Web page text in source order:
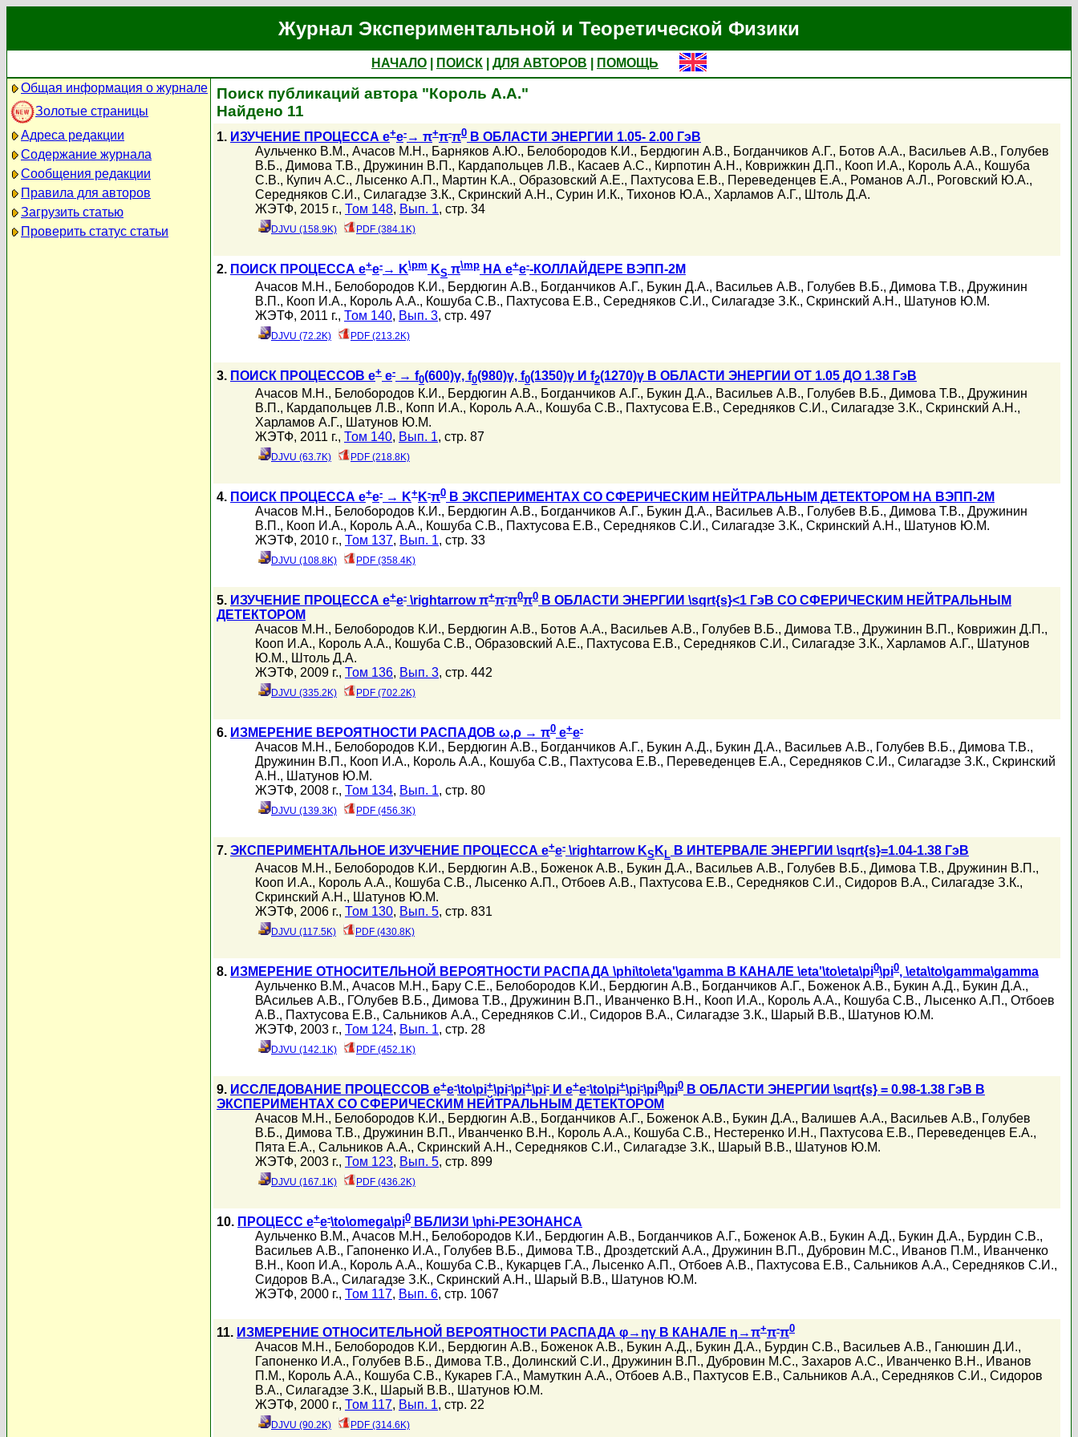
Журнал Экспериментальной и Теоретической Физики
НАЧАЛО ПОИСК ДЛЯ АВТОРОВ
ПОМОЩЬ
Общая информация о журнале
Золотые страницы
Адреса редакции
Содержание журнала
Сообщения редакции
Правила для авторов
Загрузить статью
Проверить статус статьи
Поиск публикаций автора "Король А.А."
Найдено 11
1. ИЗУЧЕНИЕ ПРОЦЕССА e+e- → π+π-π0 В ОБЛАСТИ ЭНЕРГИИ 1.05- 2.00 ГэВ
Аульченко В.М., Ачасов М.Н., Барняков А.Ю., Белобородов К.И., Бердюгин А.В., Богданчиков А.Г., Ботов А.А., Васильев А.В., Голубев
В.Б., Димова Т.В., Дружинин В.П., Кардапольцев Л.В., Касаев А.С., Кирпотин А.Н., Коврижкин Д.П., Кооп И.А., Король А.А., Кошуба
С.В., Купич А.С., Лысенко А.П., Мартин К.А., Образовский А.Е., Пахтусова Е.В., Переведенцев Е.А., Романов А.Л., Роговский Ю.А.,
Середняков С.И., Силагадзе З.К., Скринский А.Н., Сурин И.К., Тихонов Ю.А., Харламов А.Г., Штоль Д.А.
ЖЭТФ, 2015 г., Том 148, Вып. 1, стр. 34
DJVU (158.9K) PDF (384.1K)
2. ПОИСК ПРОЦЕССА e+e- → K\pm KS π\mp НА e+e--КОЛЛАЙДЕРЕ ВЭПП-2М
Ачасов М.Н., Белобородов К.И., Бердюгин А.В., Богданчиков А.Г., Букин Д.А., Васильев А.В., Голубев В.Б., Димова Т.В., Дружинин
В.П., Кооп И.А., Король А.А., Кошуба С.В., Пахтусова Е.В., Середняков С.И., Силагадзе З.К., Скринский А.Н., Шатунов Ю.М.
ЖЭТФ, 2011 г., Том 140, Вып. 3, стр. 497
DJVU (72.2K) PDF (213.2K)
3. ПОИСК ПРОЦЕССОВ e+ e- → f0(600)γ, f0(980)γ, f0(1350)γ И f2(1270)γ В ОБЛАСТИ ЭНЕРГИИ ОТ 1.05 ДО 1.38 ГэВ
Ачасов М.Н., Белобородов К.И., Бердюгин А.В., Богданчиков А.Г., Букин Д.А., Васильев А.В., Голубев В.Б., Димова Т.В., Дружинин
В.П., Кардапольцев Л.В., Копп И.А., Король А.А., Кошуба С.В., Пахтусова Е.В., Середняков С.И., Силагадзе З.К., Скринский А.Н.,
Харламов А.Г., Шатунов Ю.М.
ЖЭТФ, 2011 г., Том 140, Вып. 1, стр. 87
DJVU (63.7K) PDF (218.8K)
4. ПОИСК ПРОЦЕССА e+e- → K+ K-π0 В ЭКСПЕРИМЕНТАХ СО СФЕРИЧЕСКИМ НЕЙТРАЛЬНЫМ ДЕТЕКТОРОМ НА ВЭПП-2М
Ачасов М.Н., Белобородов К.И., Бердюгин А.В., Богданчиков А.Г., Букин Д.А., Васильев А.В., Голубев В.Б., Димова Т.В., Дружинин
В.П., Кооп И.А., Король А.А., Кошуба С.В., Пахтусова Е.В., Середняков С.И., Силагадзе З.К., Скринский А.Н., Шатунов Ю.М.
ЖЭТФ, 2010 г., Том 137, Вып. 1, стр. 33
DJVU (108.8K) PDF (358.4K)
5. ИЗУЧЕНИЕ ПРОЦЕССА e+e- \rightarrow π+π-π0π0 В ОБЛАСТИ ЭНЕРГИИ \sqrt{s}<1 ГэВ СО СФЕРИЧЕСКИМ НЕЙТРАЛЬНЫМ
ДЕТЕКТОРОМ
Ачасов М.Н., Белобородов К.И., Бердюгин А.В., Ботов А.А., Васильев А.В., Голубев В.Б., Димова Т.В., Дружинин В.П., Коврижин Д.П.,
Кооп И.А., Король А.А., Кошуба С.В., Образовский А.Е., Пахтусова Е.В., Середняков С.И., Силагадзе З.К., Харламов А.Г., Шатунов
Ю.М., Штоль Д.А.
ЖЭТФ, 2009 г., Том 136, Вып. 3, стр. 442
DJVU (335.2K) PDF (702.2K)
6. ИЗМЕРЕНИЕ ВЕРОЯТНОСТИ РАСПАДОВ ω,ρ → π0 e+e-
Ачасов М.Н., Белобородов К.И., Бердюгин А.В., Богданчиков А.Г., Букин А.Д., Букин Д.А., Васильев А.В., Голубев В.Б., Димова Т.В.,
Дружинин В.П., Кооп И.А., Король А.А., Кошуба С.В., Пахтусова Е.В., Переведенцев Е.А., Середняков С.И., Силагадзе З.К., Скринский
А.Н., Шатунов Ю.М.
ЖЭТФ, 2008 г., Том 134, Вып. 1, стр. 80
DJVU (139.3K) PDF (456.3K)
7. ЭКСПЕРИМЕНТАЛЬНОЕ ИЗУЧЕНИЕ ПРОЦЕССА e+e- \rightarrow KS K L В ИНТЕРВАЛЕ ЭНЕРГИИ \sqrt{s}=1.04-1.38 ГэВ
Ачасов М.Н., Белобородов К.И., Бердюгин А.В., Боженок А.В., Букин Д.А., Васильев А.В., Голубев В.Б., Димова Т.В., Дружинин В.П.,
Кооп И.А., Король А.А., Кошуба С.В., Лысенко А.П., Отбоев А.В., Пахтусова Е.В., Середняков С.И., Сидоров В.А., Силагадзе З.К.,
Скринский А.Н., Шатунов Ю.М.
ЖЭТФ, 2006 г., Том 130, Вып. 5, стр. 831
DJVU (117.5K) PDF (430.8K)
8. ИЗМЕРЕНИЕ ОТНОСИТЕЛЬНОЙ ВЕРОЯТНОСТИ РАСПАДА \phi\to\eta'\gamma В КАНАЛЕ \eta'\to\eta\pi0\pi0, \eta\to\gamma\gamma
Аульченко В.М., Ачасов М.Н., Бару С.Е., Белобородов К.И., Бердюгин А.В., Богданчиков А.Г., Боженок А.В., Букин А.Д., Букин Д.А.,
ВАсильев А.В., ГОлубев В.Б., Димова Т.В., Дружинин В.П., Иванченко В.Н., Кооп И.А., Король А.А., Кошуба С.В., Лысенко А.П., Отбоев
А.В., Пахтусова Е.В., Сальников А.А., Середняков С.И., Сидоров В.А., Силагадзе З.К., Шарый В.В., Шатунов Ю.М.
ЖЭТФ, 2003 г., Том 124, Вып. 1, стр. 28
DJVU (142.1K) PDF (452.1K)
9. ИССЛЕДОВАНИЕ ПРОЦЕССОВ e+e-\to\pi+\pi-\pi+\pi- И e+e-\to\pi+\pi-\pi0\pi0 В ОБЛАСТИ ЭНЕРГИИ \sqrt{s} = 0.98-1.38 ГэВ В
ЭКСПЕРИМЕНТАХ СО СФЕРИЧЕСКИМ НЕЙТРАЛЬНЫМ ДЕТЕКТОРОМ
Ачасов М.Н., Белобородов К.И., Бердюгин А.В., Богданчиков А.Г., Боженок А.В., Букин Д.А., Валишев А.А., Васильев А.В., Голубев
В.Б., Димова Т.В., Дружинин В.П., Иванченко В.Н., Король А.А., Кошуба С.В., Нестеренко И.Н., Пахтусова Е.В., Переведенцев Е.А.,
Пята Е.А., Сальников А.А., Скринский А.Н., Середняков С.И., Силагадзе З.К., Шарый В.В., Шатунов Ю.М.
ЖЭТФ, 2003 г., Том 123, Вып. 5, стр. 899
DJVU (167.1K) PDF (436.2K)
10. ПРОЦЕСС e+e-\to\omega\pi0 ВБЛИЗИ \phi-РЕЗОНАНСА
Аульченко В.М., Ачасов М.Н., Белобородов К.И., Бердюгин А.В., Богданчиков А.Г., Боженок А.В., Букин А.Д., Букин Д.А., Бурдин С.В.,
Васильев А.В., Гапоненко И.А., Голубев В.Б., Димова Т.В., Дроздетский А.А., Дружинин В.П., Дубровин М.С., Иванов П.М., Иванченко
В.Н., Кооп И.А., Король А.А., Кошуба С.В., Кукарцев Г.А., Лысенко А.П., Отбоев А.В., Пахтусова Е.В., Сальников А.А., Середняков С.И.,
Сидоров В.А., Силагадзе З.К., Скринский А.Н., Шарый В.В., Шатунов Ю.М.
ЖЭТФ, 2000 г., Том 117, Вып. 6, стр. 1067
11. ИЗМЕРЕНИЕ ОТНОСИТЕЛЬНОЙ ВЕРОЯТНОСТИ РАСПАДА φ→ηγ В КАНАЛЕ η→π+π-π0
Ачасов М.Н., Белобородов К.И., Бердюгин А.В., Боженок А.В., Букин А.Д., Букин Д.А., Бурдин С.В., Васильев А.В., Ганюшин Д.И.,
Гапоненко И.А., Голубев В.Б., Димова Т.В., Долинский С.И., Дружинин В.П., Дубровин М.С., Захаров А.С., Иванченко В.Н., Иванов
П.М., Король А.А., Кошуба С.В., Кукарев Г.А., Мамуткин А.А., Отбоев А.В., Пахтусов Е.В., Сальников А.А., Середняков С.И., Сидоров
В.А., Силагадзе З.К., Шарый В.В., Шатунов Ю.М.
ЖЭТФ, 2000 г., Том 117, Вып. 1, стр. 22
DJVU (90.2K) PDF (314.6K)